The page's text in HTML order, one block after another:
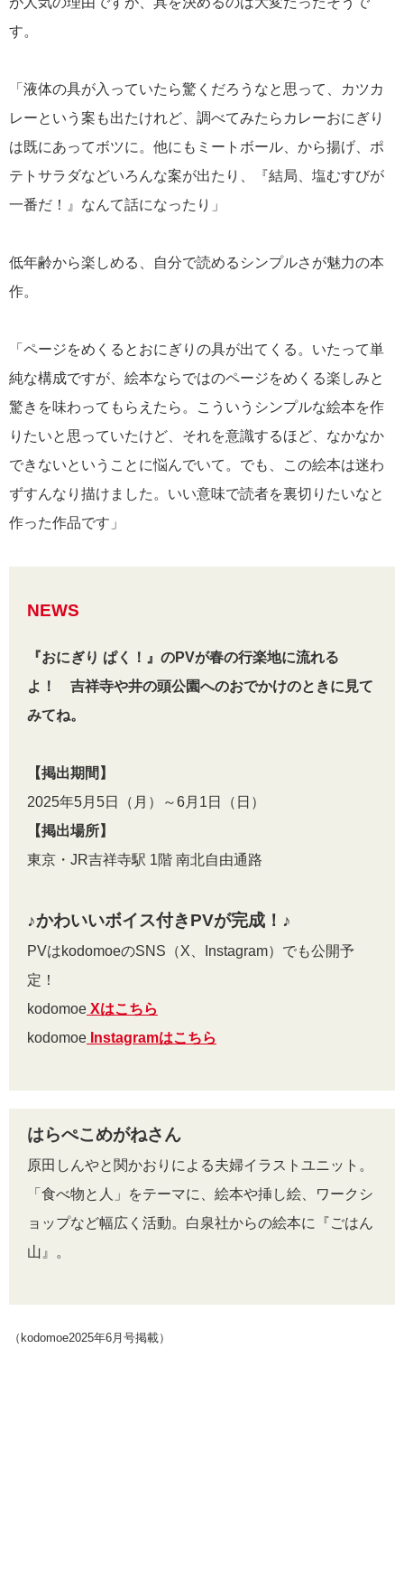
す。
「液体の具が入っていたら驚くだろうなと思って、カツカ
レーという案も出たけれど、調べてみたらカレーおにぎり
は既にあってボツに。他にもミートボール、から揚げ、ポ
テトサラダなどいろんな案が出たり、『結局、塩むすびが
一番だ！』なんて話になったり」
低年齢から楽しめる、自分で読めるシンプルさが魅力の本
作。
「ページをめくるとおにぎりの具が出てくる。いたって単
純な構成ですが、絵本ならではのページをめくる楽しみと
驚きを味わってもらえたら。こういうシンプルな絵本を作
りたいと思っていたけど、それを意識するほど、なかなか
できないということに悩んでいて。でも、この絵本は迷わ
ずすんなり描けました。いい意味で読者を裏切りたいなと
作った作品です」
NEWS
『おにぎり ぱく！』のPVが春の行楽地に流れる
よ！ 吉祥寺や井の頭公園へのおでかけのときに見て
みてね。
【掲出期間】
2025年5月5日（月）～6月1日（日）
【掲出場所】
東京・JR吉祥寺駅 1階 南北自由通路
♪かわいいボイス付きPVが完成！♪
PVはkodomoeのSNS（X、Instagram）でも公開予
定！
kodomoe Xはこちら
kodomoe Instagramはこちら
はらぺこめがねさん
原田しんやと関かおりによる夫婦イラストユニット。
「食べ物と人」をテーマに、絵本や挿し絵、ワークシ
ョップなど幅広く活動。白泉社からの絵本に『ごはん
山』。
（kodomoe2025年6月号掲載）